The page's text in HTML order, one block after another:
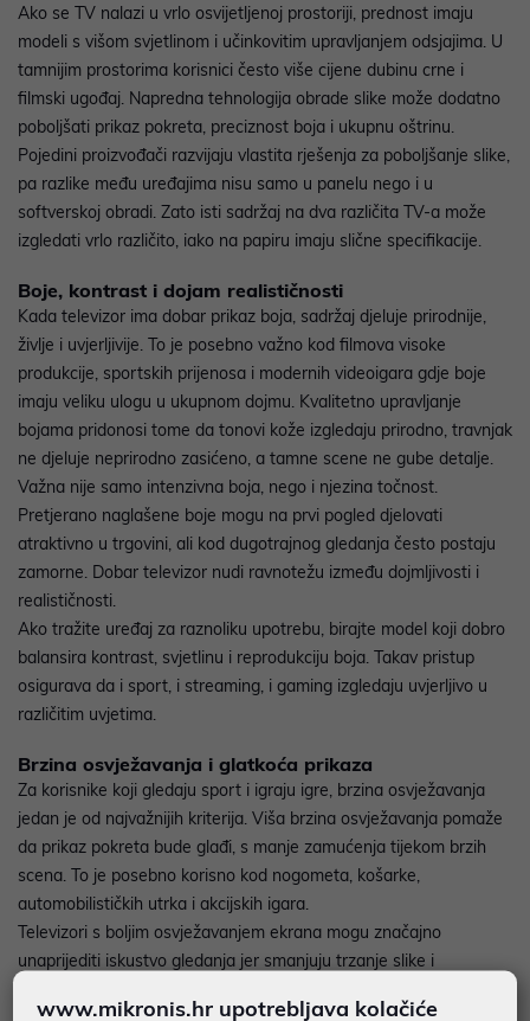
Ako se TV nalazi u vrlo osvijetljenoj prostoriji, prednost imaju
modeli s višom svjetlinom i učinkovitim upravljanjem odsjajima. U
tamnijim prostorima korisnici često više cijene dubinu crne i
filmski ugođaj. Napredna tehnologija obrade slike može dodatno
poboljšati prikaz pokreta, preciznost boja i ukupnu oštrinu.
Pojedini proizvođači razvijaju vlastita rješenja za poboljšanje slike,
pa razlike među uređajima nisu samo u panelu nego i u
softverskoj obradi. Zato isti sadržaj na dva različita TV-a može
izgledati vrlo različito, iako na papiru imaju slične specifikacije.
Boje, kontrast i dojam realističnosti
Kada televizor ima dobar prikaz boja, sadržaj djeluje prirodnije,
življe i uvjerljivije. To je posebno važno kod filmova visoke
produkcije, sportskih prijenosa i modernih videoigara gdje boje
imaju veliku ulogu u ukupnom dojmu. Kvalitetno upravljanje
bojama pridonosi tome da tonovi kože izgledaju prirodno, travnjak
ne djeluje neprirodno zasićeno, a tamne scene ne gube detalje.
Važna nije samo intenzivna boja, nego i njezina točnost.
Pretjerano naglašene boje mogu na prvi pogled djelovati
atraktivno u trgovini, ali kod dugotrajnog gledanja često postaju
zamorne. Dobar televizor nudi ravnotežu između dojmljivosti i
realističnosti.
Ako tražite uređaj za raznoliku upotrebu, birajte model koji dobro
balansira kontrast, svjetlinu i reprodukciju boja. Takav pristup
osigurava da i sport, i streaming, i gaming izgledaju uvjerljivo u
različitim uvjetima.
Brzina osvježavanja i glatkoća prikaza
Za korisnike koji gledaju sport i igraju igre, brzina osvježavanja
jedan je od najvažnijih kriterija. Viša brzina osvježavanja pomaže
da prikaz pokreta bude glađi, s manje zamućenja tijekom brzih
scena. To je posebno korisno kod nogometa, košarke,
automobilističkih utrka i akcijskih igara.
Televizori s boljim osvježavanjem ekrana mogu značajno
unaprijediti iskustvo gledanja jer smanjuju trzanje slike i
www.mikronis.hr upotrebljava kolačiće